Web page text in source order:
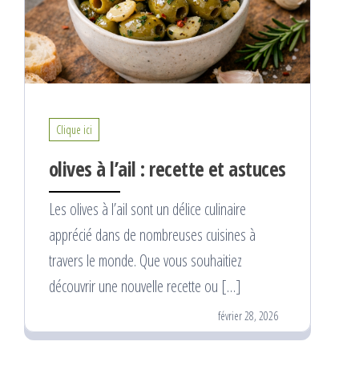
Clique ici
olives à l’ail : recette et astuces
Les olives à l’ail sont un délice culinaire
apprécié dans de nombreuses cuisines à
travers le monde. Que vous souhaitiez
découvrir une nouvelle recette ou […]
février 28, 2026